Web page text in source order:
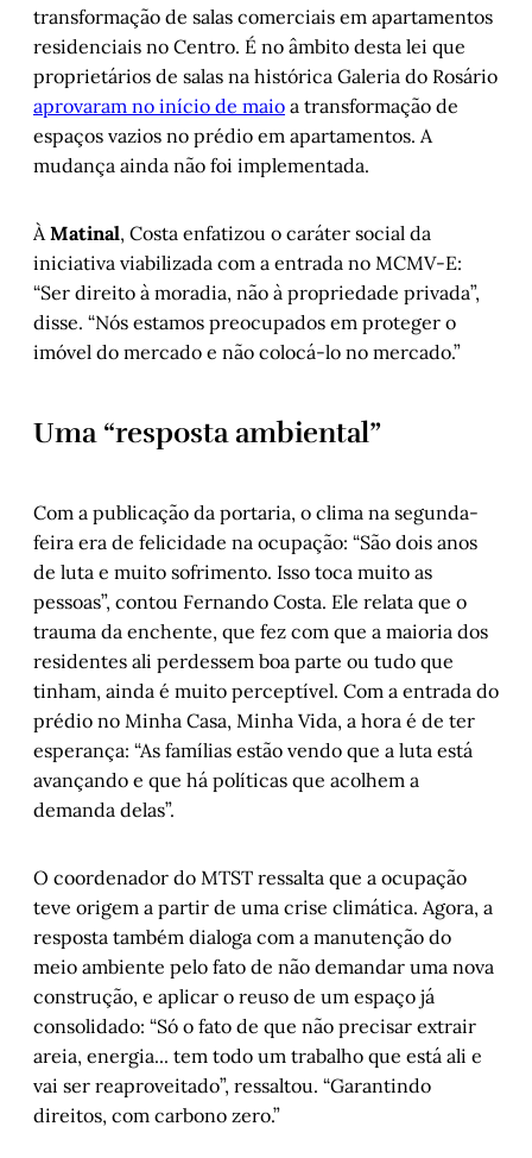
transformação de salas comerciais em apartamentos
residenciais no Centro. É no âmbito desta lei que
proprietários de salas na histórica Galeria do Rosário
aprovaram no início de maio a transformação de
espaços vazios no prédio em apartamentos. A
mudança ainda não foi implementada.
À Matinal, Costa enfatizou o caráter social da
iniciativa viabilizada com a entrada no MCMV-E:
“Ser direito à moradia, não à propriedade privada”,
disse. “Nós estamos preocupados em proteger o
imóvel do mercado e não colocá-lo no mercado.”
Uma “resposta ambiental”
Com a publicação da portaria, o clima na segunda-
feira era de felicidade na ocupação: “São dois anos
de luta e muito sofrimento. Isso toca muito as
pessoas”, contou Fernando Costa. Ele relata que o
trauma da enchente, que fez com que a maioria dos
residentes ali perdessem boa parte ou tudo que
tinham, ainda é muito perceptível. Com a entrada do
prédio no Minha Casa, Minha Vida, a hora é de ter
esperança: “As famílias estão vendo que a luta está
avançando e que há políticas que acolhem a
demanda delas”.
O coordenador do MTST ressalta que a ocupação
teve origem a partir de uma crise climática. Agora, a
resposta também dialoga com a manutenção do
meio ambiente pelo fato de não demandar uma nova
construção, e aplicar o reuso de um espaço já
consolidado: “Só o fato de que não precisar extrair
areia, energia... tem todo um trabalho que está ali e
vai ser reaproveitado”, ressaltou. “Garantindo
direitos, com carbono zero.”